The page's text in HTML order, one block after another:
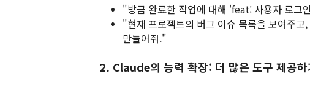
"방금 완료한 작업에 대해 'feat: 사용자 로그
"현재 프로젝트의 버그 이슈 목록을 보여주
만들어줘."
2. Claude의 능력 확장: 더 많은 도구 제공하